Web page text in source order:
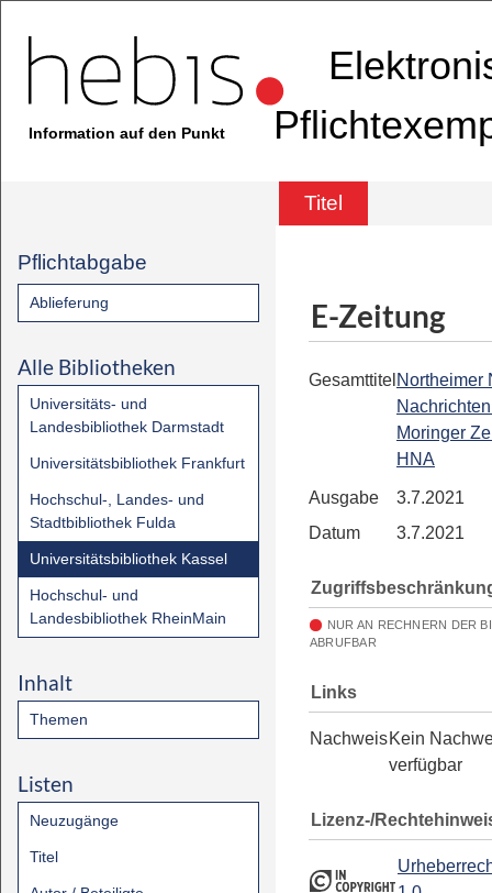
Information auf den Punkt
Titel
Pflichtabgabe
Ablieferung
Alle Bibliotheken
Universitäts- und
Landesbibliothek Darmstadt
Universitätsbibliothek Frankfurt
Hochschul-, Landes- und
Stadtbibliothek Fulda
Universitätsbibliothek Kassel
Hochschul- und
Landesbibliothek RheinMain
Inhalt
Themen
Listen
Neuzugänge
Titel
E-Zeitung
Gesamttitel Northeimer
Moringer
HNA
Ausgabe
3.7.2021
Datum
3.7.2021
NUR AN RECHNERN DER
ABRUFBAR
Links
NachweisKein
verfügbar
Lizenz-/